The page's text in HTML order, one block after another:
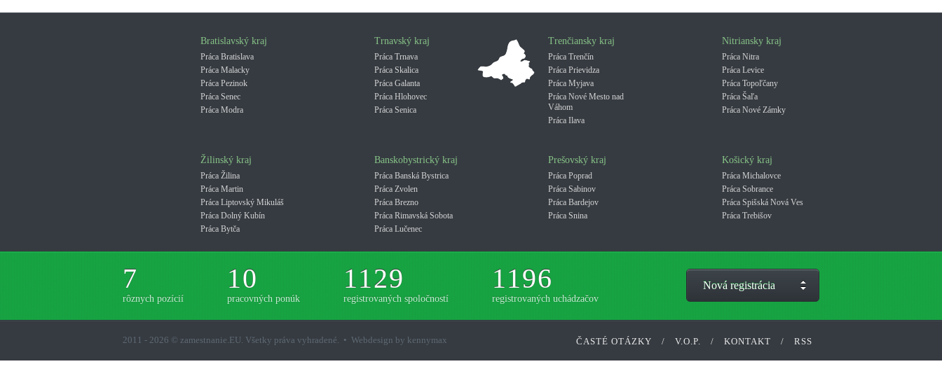
Bratislavský kraj
Práca Bratislava
Práca Malacky
Práca Pezinok
Práca Senec
Práca Modra
Trnavský kraj
Práca Trnava
Práca Skalica
Práca Galanta
Práca Hlohovec
Práca Senica
Trenčiansky kraj
Práca Trenčín
Práca Prievidza
Práca Myjava
Práca Nové Mesto nad
Váhom
Práca Ilava
Nitriansky kraj
Práca Nitra
Práca Levice
Práca Topoľčany
Práca Šaľa
Práca Nové Zámky
Žilinský kraj
Práca Žilina
Práca Martin
Práca Liptovský Mikuláš
Práca Dolný Kubín
Práca Bytča
Banskobystrický kraj
Práca Banská Bystrica
Práca Zvolen
Práca Brezno
Práca Rimavská Sobota
Práca Lučenec
Prešovský kraj
Práca Poprad
Práca Sabinov
Práca Bardejov
Práca Snina
Košický kraj
Práca Michalovce
Práca Sobrance
Práca Spišská Nová Ves
Práca Trebišov
7
rôznych pozícií
10
pracovných ponúk
1129
registrovaných spoločností
1196
registrovaných uchádzačov
Nová registrácia
2011 - 2026 © zamestnanie.EU. Všetky práva vyhradené. • Webdesign by kennymax ČASTÉ OTÁZKY / V.O.P. / KONTAKT / RSS